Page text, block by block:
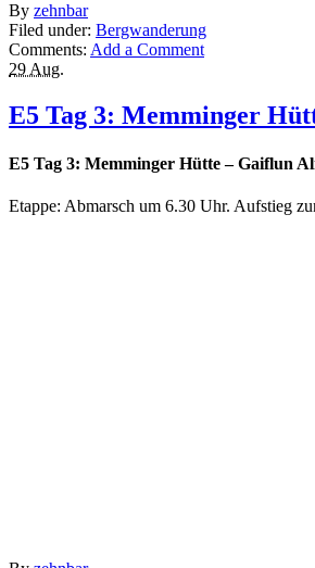
By zehnbar
Filed under: Bergwanderung
Comments: Add a Comment
29 Aug.
E5 Tag 3: Memminger
E5 Tag 3: Memminger Hütte – Gaiflun
Etappe: Abmarsch um 6.30 Uhr. Aufstieg